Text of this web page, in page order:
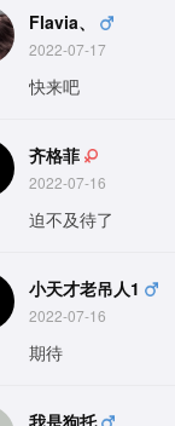
Flavia、
2022-07-17
快来吧
齐格菲
2022-07-16
迫不及待了
小天才老吊人1
2022-07-16
期待